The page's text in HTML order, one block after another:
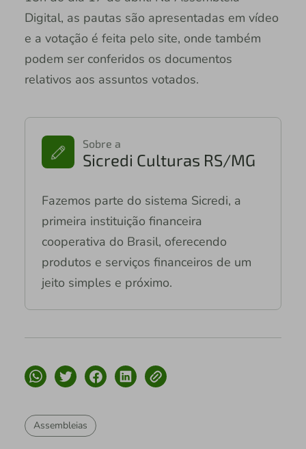
Digital, as pautas são apresentadas em vídeo
e a votação é feita pelo site, onde também
podem ser conferidos os documentos
relativos aos assuntos votados.
Sobre a
Sicredi Culturas RS/MG
Fazemos parte do sistema Sicredi, a
primeira instituição financeira
cooperativa do Brasil, oferecendo
produtos e serviços financeiros de um
jeito simples e próximo.
Assembleias